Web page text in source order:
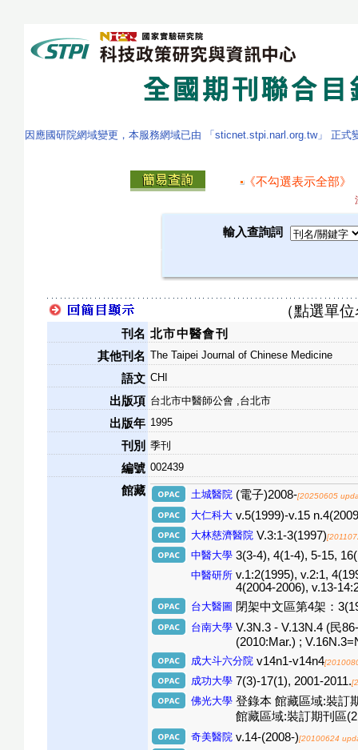
因應國研院網域變更，本服務網域已由 「sticnet.stpi.narl.org.tw」 正
《不勾選表示全部》
輸入查詢詞
（點選單
刊名 北市中醫會刊
其他刊名 The Taipei Journal of Chinese Medicine
語文 CHI
出版項 台北市中醫師公會 ,台北市
出版年 1995
刊別 季刊
編號 002439
館藏 土城醫院 (電子)2008-[20250605
大仁科大 v.5(1999)-v.15
大林慈濟醫院 V.3:1-3(1997)
中醫大學 3(3-4), 4(1-4), 5-15,
中醫研所 v.1:2(1995), v.2:1,
4(2004-2006), v.13-
台大醫圖 閉架中文區第4架：
台南大學 V.3N.3 - V.13N.4 (民
(2010:Mar.) ;
成大斗六分院 v14n1-v14n4
成功大學 7(3)-17(1), 2001-2011.
佛光大學 登錄本 館藏區域:裝訂
館藏區域:裝訂期刊區
奇美醫院 v.14-(2008-)[20100624